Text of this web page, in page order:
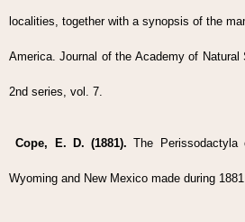
localities, together with a synopsis of the
America. Journal of the Academy of Natural
2nd series, vol. 7.
Cope, E. D. (1881). The
Wyoming and New Mexico made during